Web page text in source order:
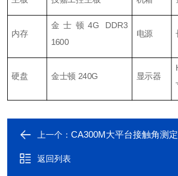
内存
金士顿4G DDR3
1600
电源
硬盘 金士顿 240G 显示器
上一个： CA300M大平台接触角测
返回列表